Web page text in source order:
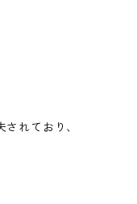
れており、